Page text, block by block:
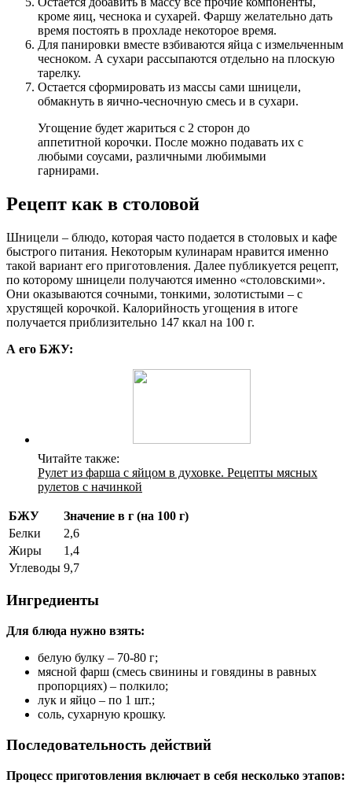
кроме яиц, чеснока и сухарей. Фаршу желательно дать
время постоять в прохладе некоторое время.
Для панировки вместе взбиваются яйца с измельченным
чесноком. А сухари рассыпаются отдельно на плоскую
тарелку.
Остается сформировать из массы сами шницели,
обмакнуть в яично-чесночную смесь и в сухари.
Угощение будет жариться с 2 сторон до
аппетитной корочки. После можно подавать их с
любыми соусами, различными любимыми
гарнирами.
Рецепт как в столовой
Шницели – блюдо, которая часто подается в столовых и кафе
быстрого питания. Некоторым кулинарам нравится именно
такой вариант его приготовления. Далее публикуется рецепт,
по которому шницели получаются именно «столовскими».
Они оказываются сочными, тонкими, золотистыми – с
хрустящей корочкой. Калорийность угощения в итоге
получается приблизительно 147 ккал на 100 г.
А его БЖУ:
Читайте также:
Рулет из фарша с яйцом в духовке. Рецепты мясных
рулетов с начинкой
БЖУ
Значение в г (на 100 г)
Белки
2,6
Жиры
1,4
Углеводы 9,7
Ингредиенты
Для блюда нужно взять:
белую булку – 70-80 г;
мясной фарш (смесь свинины и говядины в равных
пропорциях) – полкило;
лук и яйцо – по 1 шт.;
соль, сухарную крошку.
Последовательность действий
Процесс приготовления включает в себя несколько этапов: